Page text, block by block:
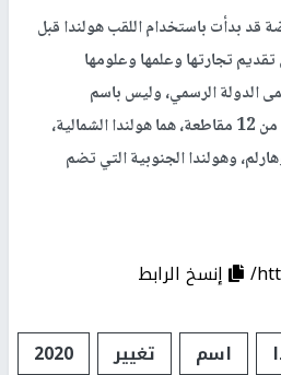
قد بدأت باستخدام اللقب هولندا قبل
تقديم تجارتها وعلمها وعلومها
الدولة الرسمي، وليس باسم
مقاطعتين في المملكة المؤلفة من 12 مقاطعة، هما هولندا الشمالية،
وهولندا الجنوبية التي تضم
إنسخ الرابط
اسم تغيير 2020